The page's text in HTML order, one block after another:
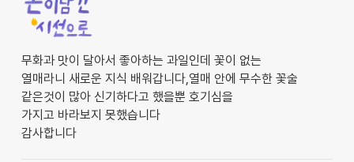
무화과 맛이 달아서 좋아하는 과일인데 꽃이 없는
열매라니 새로운 지식 배워갑니다,열매 안에 무수한 꽃술
같은것이 많아 신기하다고 했을뿐 호기심을
가지고 바라보지 못했습니다
감사합니다